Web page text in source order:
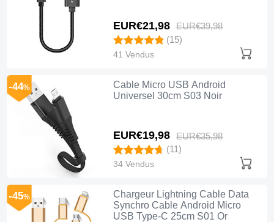
EUR€21,98 EUR€39,98
(15)
41 Vendus
Cable Micro USB Android
Universel 30cm S03 Noir
EUR€19,98 EUR€35,98
-44%
(11)
34 Vendus
Chargeur Lightning Cable Data
Synchro Cable Android Micro
USB Type-C 25cm S01 Or
-45%